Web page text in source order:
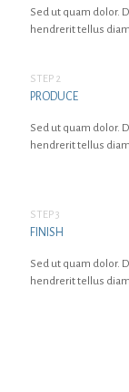
Sed ut quam dolor.
hendrerit tellus
STEP 2
PRODUCE
Sed ut quam dolor.
hendrerit tellus
STEP 3
FINISH
Sed ut quam dolor.
hendrerit tellus